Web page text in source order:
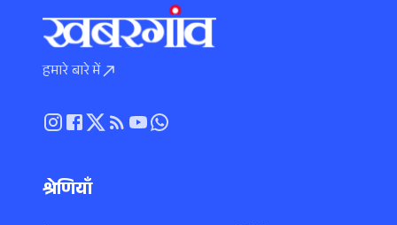
हमारे बारे में
श्रेणियाँ